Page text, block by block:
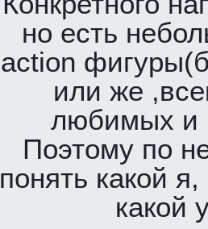
но есть
action
или же
любимых и
Поэтому по
понять какой
какой